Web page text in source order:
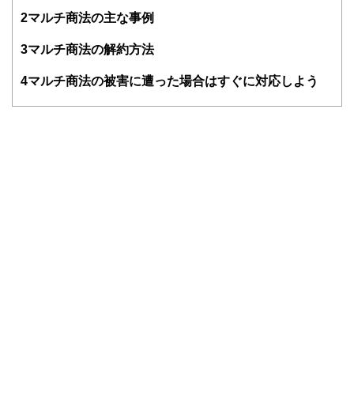
得者を中心に「お金や暮らし」に関する書籍・雑誌の編集経
験者で構成され、企画立案から記事掲載まですべての工程に
護士、税理士、宅地建物取引士、相続診断士、住宅ローンア
士、行政書士、投資アナリスト、キャリアコンサルタントな
2マルチ商法の主な事例
3マルチ商法の解約方法
4マルチ商法の被害に遭った場合はすぐに対応しよう